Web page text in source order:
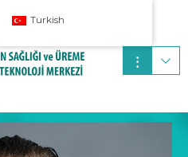
Turkish